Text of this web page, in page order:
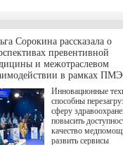
а сам он
Сорокина рассказала о
превентивной
и межотраслевом
в рамках
Инновационные
способны
сферу
повысить
качество
развить сервисы